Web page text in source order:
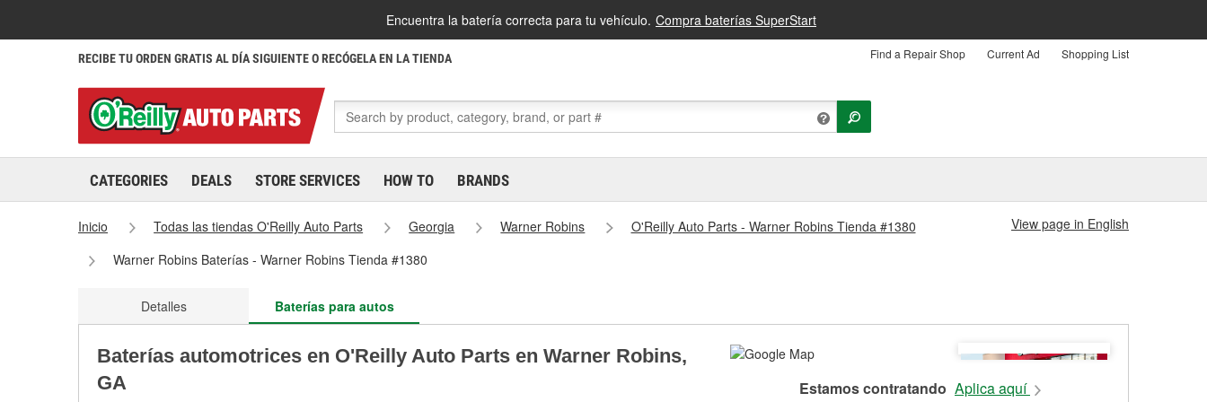
Encuentra la batería correcta para tu vehículo. Compra baterías SuperStart
RECIBE TU ORDEN GRATIS AL DÍA SIGUIENTE O RECÓGELA EN LA TIENDA Find a Repair Shop Current Ad Shopping List
CATEGORIES DEALS STORE SERVICES HOW TO BRANDS
Inicio Todas las tiendas O'Reilly Auto Parts Georgia Warner Robins
O'Reilly Auto Parts - Warner Robins Tienda #1380
Warner Robins Baterías - Warner Robins Tienda #1380
View page in English
Detalles Baterías para autos
Baterías automotrices en O'Reilly Auto Parts en Warner Robins,
GA
Estamos contratando Aplica aquí